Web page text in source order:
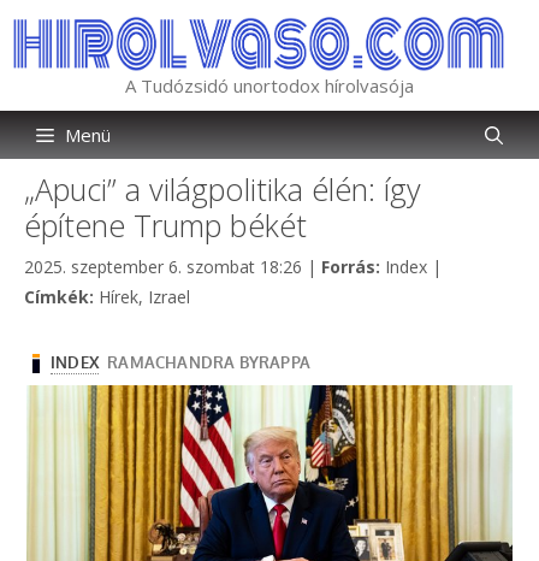
tartalomba
A Tudózsidó unortodox hírolvasója
Menü
„Apuci” a világpolitika élén: így
építene Trump békét
2025. szeptember 6. szombat 18:26 | Forrás: Kategória
Index |
Címkék: Címkék
Hírek, Izrael